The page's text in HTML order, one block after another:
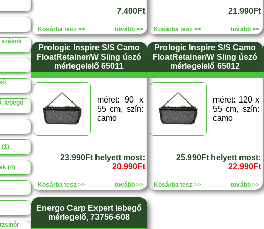
szákok
lebegő
(4)
7.400Ft
Kosárba tesz >> tovább >>
21.990Ft
Kosárba tesz >> tovább >>
Prologic Inspire S/S Camo
FloatRetainer/W Sling úszó
mérlegelelő 65011
méret: 90 x
55 cm, szín:
camo
23.990Ft helyett most:
20.990Ft
Kosárba tesz >> tovább >>
Prologic Inspire S/S Camo
FloatRetainer/W Sling úszó
mérlegelelő 65012
méret: 120 x
55 cm, szín:
camo
25.990Ft helyett most:
22.990Ft
Kosárba tesz >> tovább >>
Energo Carp Expert lebegő
mérlegelő, 73756-608